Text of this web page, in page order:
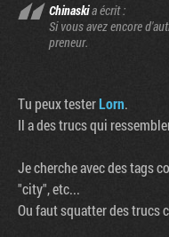
Chinaskia écrit :
Si vous avez encore
preneur.
Tu peux testerLorn.
Il a des trucs qui
Je cherche avec des tags
"city", etc...
Ou faut squatter des trucs